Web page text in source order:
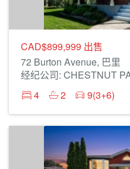
CAD$899,999 出售
72 Burton Avenue, 巴里
4
2 9(3+6)